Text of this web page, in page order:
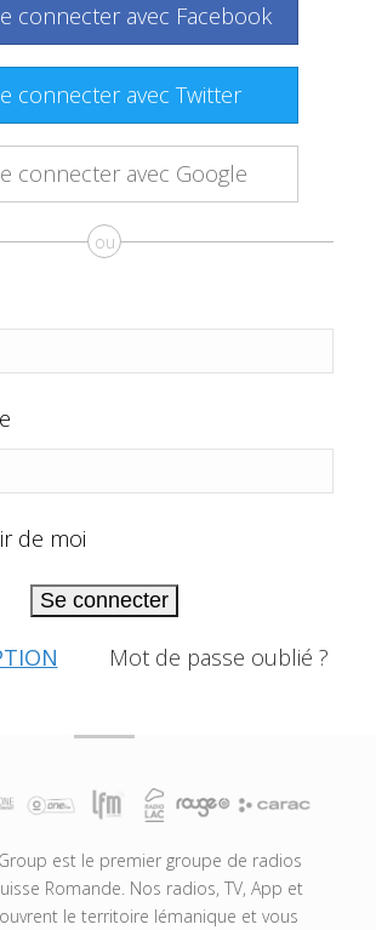
connecter avec Facebook
connecter avec Twitter
connecter avec Google
ou
de moi
Se connecter
Mot de passe oublié ?
est le premier groupe de radios
Romande. Nos radios, TV, App et
le territoire lémanique et vous